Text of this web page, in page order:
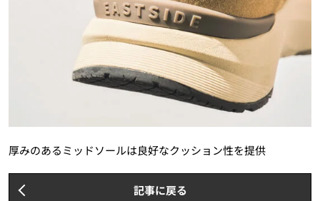
厚みのあるミッドソールは良好なクッション性を提供
記事に戻る